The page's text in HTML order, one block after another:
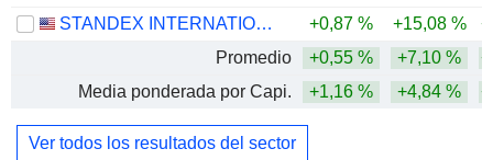
STANDEX INTERNATIONAL CORPORATION
+0,87 % +15,08 %
Promedio
+0,55 % +7,10 %
Media ponderada por Capi.
+1,16 % +4,84 %
Ver todos los resultados del sector